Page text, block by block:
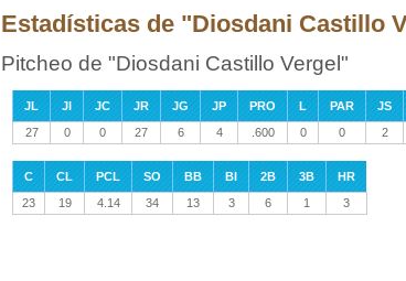
Estadísticas de "Diosdani Castillo
Pitcheo de "Diosdani Castillo Vergel"
JL JI JC JR JG JP PRO L PAR JS
27
0 0 27 6 4 .600 0 0 2
C CL PCL SO BB BI 2B 3B
HR
23
19 4.14 34 13 3 6 1 3